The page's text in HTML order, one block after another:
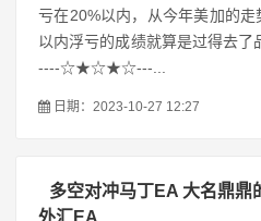
亏在20%以内，从今年美加的
以内浮亏的成绩就算是过得去
----☆★☆★☆---...
日期：2023-10-27 12:27
多空对冲马丁EA 大名鼎鼎
外汇EA